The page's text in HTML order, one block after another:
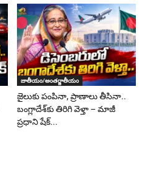
జాతీయం/అంతర్జాతీయం
జైలుకు పంపినా, ప్రాణాలు తీసినా..
బంగ్లాదేశ్‌కు తిరిగి వెళ్తా – మాజీ
ప్రధాని షేక్...